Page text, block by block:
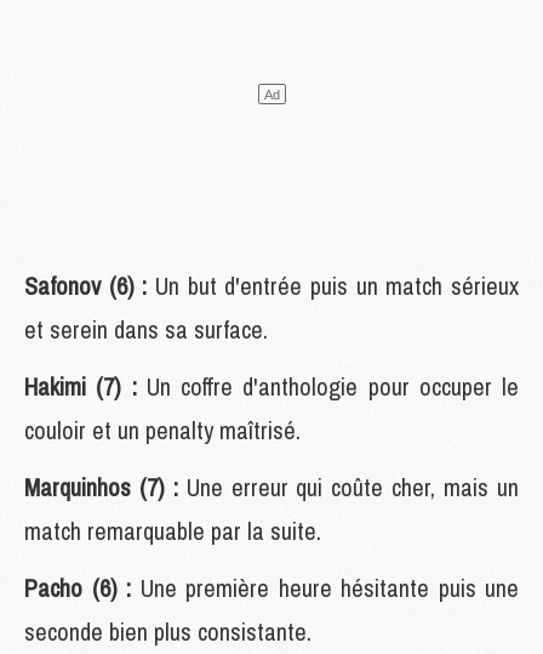
Safonov (6) : Un but d'entrée puis un match sérieux
et serein dans sa surface.
Hakimi (7) :Un coffre d'anthologie pour occuper le
couloir et un penalty maîtrisé.
Marquinhos (7) : Une erreur qui coûte cher, mais un
match remarquable par la suite.
Pacho (6) : Une première heure hésitante puis une
seconde bien plus consistante.